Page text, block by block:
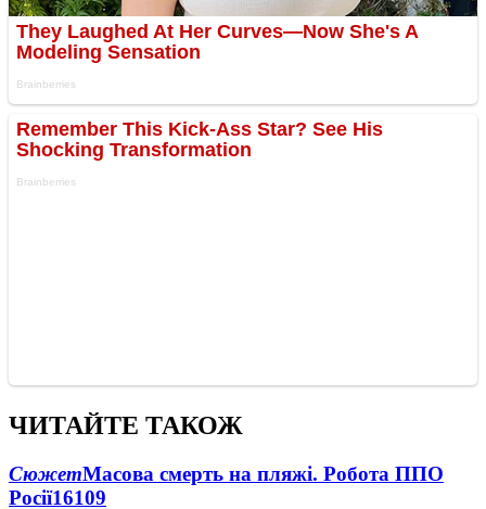
ЧИТАЙТЕ ТАКОЖ
СюжетМасова смерть на пляжі. Робота ППО
Росії16109